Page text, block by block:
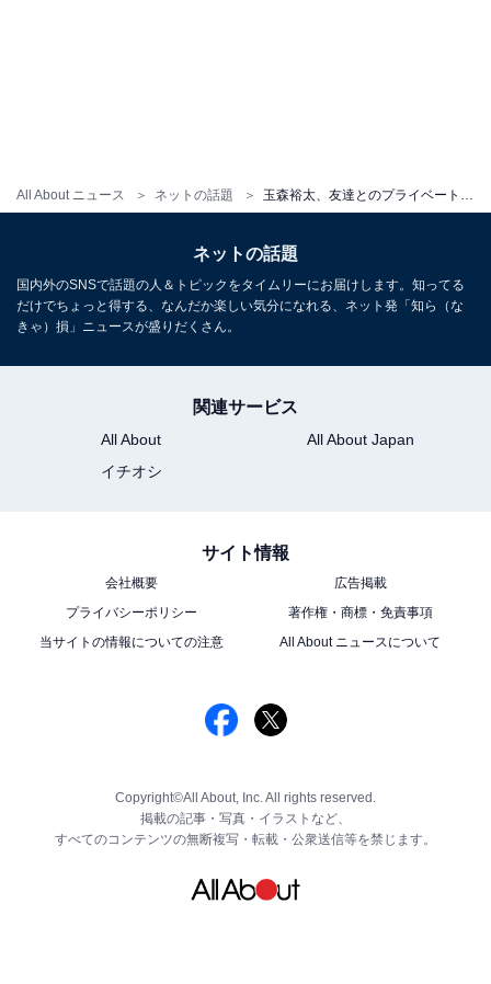
All About ニュース ネットの話題
ネットの話題
国内外のSNSで話題の人＆トピックをタイムリーにお届けします。知ってる
だけでちょっと得する、なんだか楽しい気分になれる、ネット発「知ら（な
きゃ）損」ニュースが盛りだくさん。
関連サービス
All About
All About Japan
イチオシ
サイト情報
会社概要
広告掲載
プライバシーポリシー
著作権・商標・免責事項
当サイトの情報についての注意
All About ニュースについて
Copyright©All About, Inc. All rights reserved.
掲載の記事・写真・イラストなど、
すべてのコンテンツの無断複写・転載・公衆送信等を禁じます。